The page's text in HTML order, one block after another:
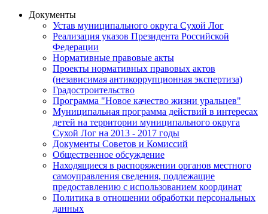
Документы
Устав муниципального округа Сухой Лог
Реализация указов Президента Российской
Федерации
Нормативные правовые акты
Проекты нормативных правовых актов
(независимая антикоррупционная экспертиза)
Градостроительство
Программа "Новое качество жизни уральцев"
Муниципальная программа действий в интересах
детей на территории муниципального округа
Сухой Лог на 2013 - 2017 годы
Документы Советов и Комиссий
Общественное обсуждение
Находящиеся в распоряжении органов местного
самоуправления сведения, подлежащие
предоставлению с использованием координат
Политика в отношении обработки персональных
данных